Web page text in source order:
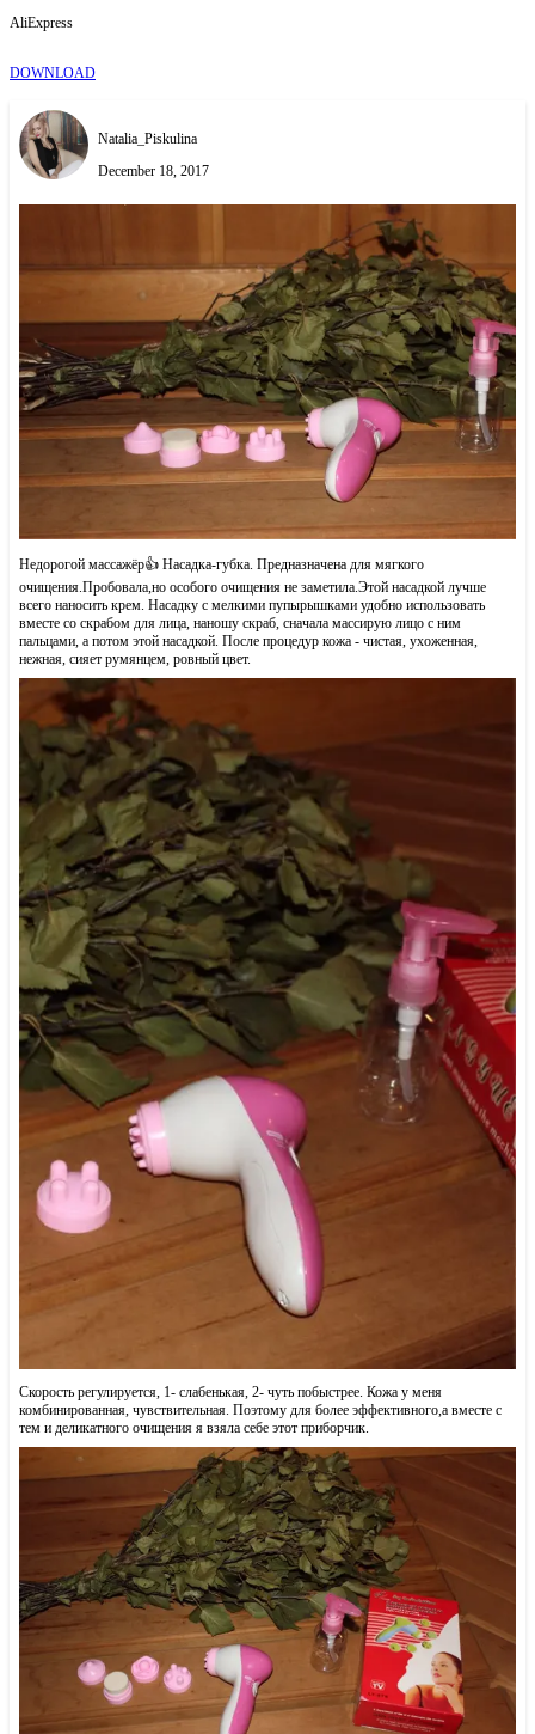
AliExpress
DOWNLOAD
Natalia_Piskulina
December 18, 2017
Недорогой массажёр👍 Насадка-губка. Предназначена для мягкого
очищения.Пробовала,но особого очищения не заметила.Этой насадкой лучше
всего наносить крем. Насадку с мелкими пупырышками удобно использовать
вместе со скрабом для лица, наношу скраб, сначала массирую лицо с ним
пальцами, а потом этой насадкой. После процедур кожа - чистая, ухоженная,
нежная, сияет румянцем, ровный цвет.
Скорость регулируется, 1- слабенькая, 2- чуть побыстрее. Кожа у меня
комбинированная, чувствительная. Поэтому для более эффективного,а вместе с
тем и деликатного очищения я взяла себе этот приборчик.